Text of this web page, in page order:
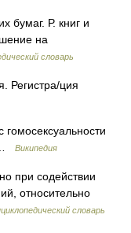
бумаг. Р. книг и
на
словарь
Регистра/ция
…
Википедия
при содействии
относительно
словарь